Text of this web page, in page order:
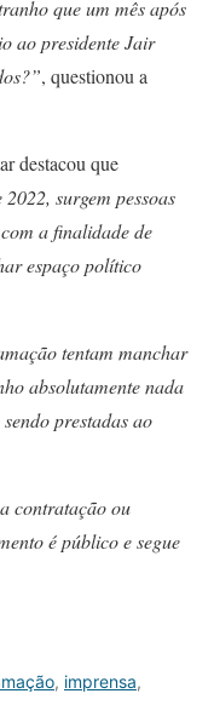
que um mês após
ao presidente Jair
, questionou a
destacou que
2022, surgem pessoas
a finalidade de
espaço político
tentam manchar
absolutamente nada
prestadas ao
contratação ou
é público e segue
, imprensa,